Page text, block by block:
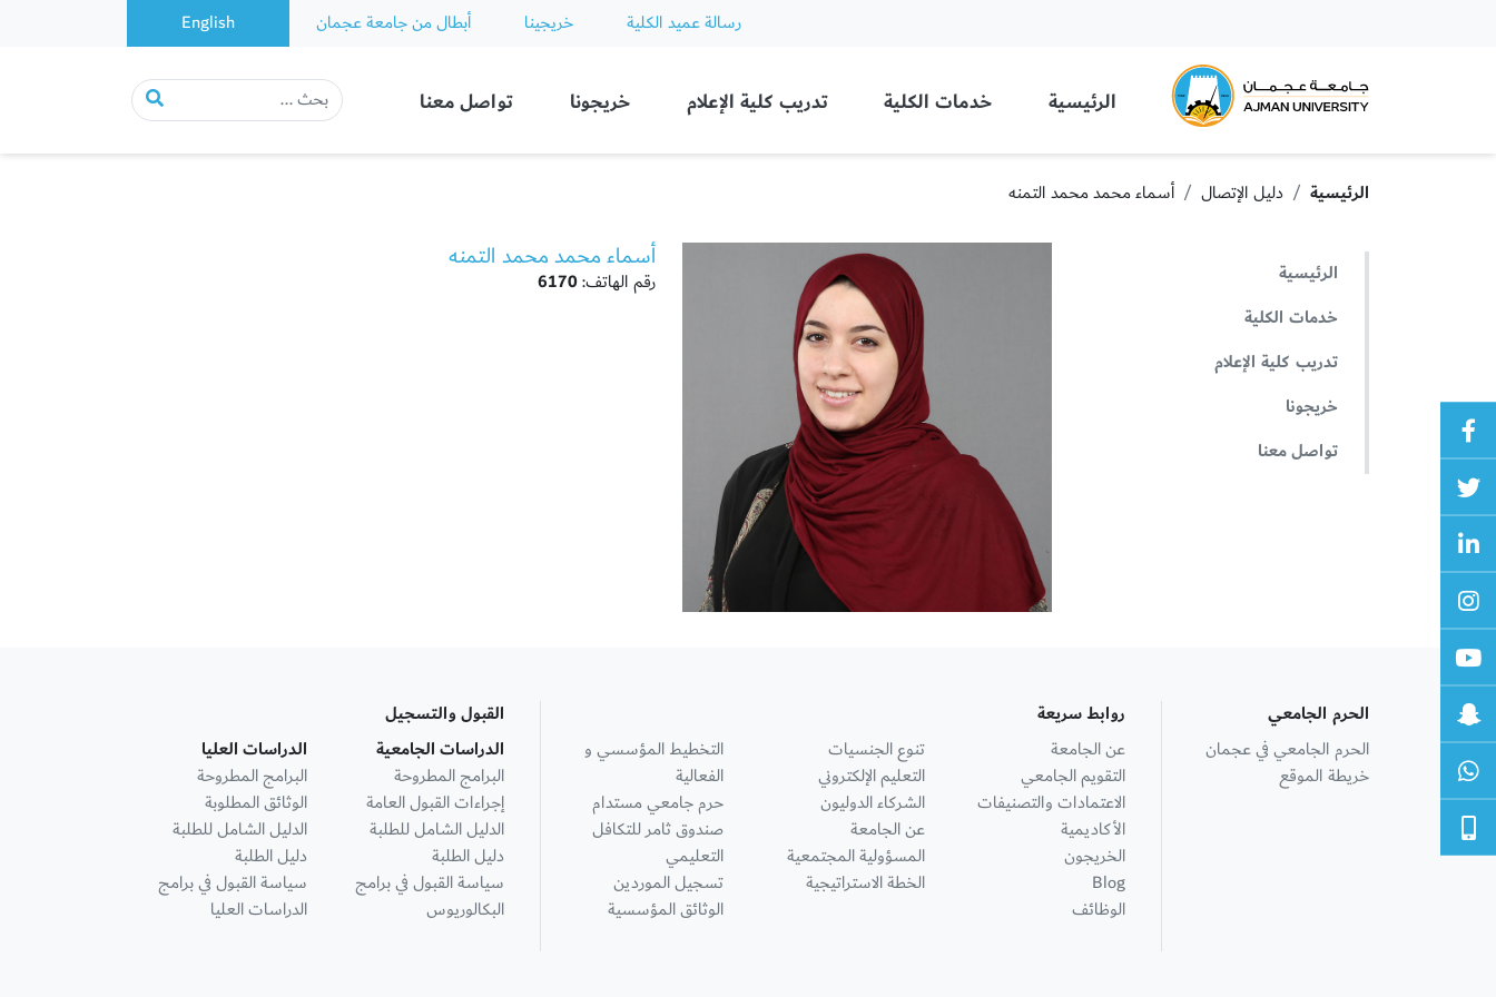
رسالة عميد الكلية خريجينا أبطال من جامعة عجمان English
Ajman University
الرئيسية خدمات الكلية تدريب كلية الإعلام خريجونا تواصل معنا
الرئيسية دليل الإتصال أسماء محمد محمد التمنه
الرئيسية
خدمات الكلية
تدريب كلية الإعلام
خريجونا
تواصل معنا
أسماء محمد محمد التمنه
رقم الهاتف:6170
الحرم الجامعي
الحرم الجامعي في عجمان
خريطة الموقع
روابط سريعة
عن الجامعة
التقويم الجامعي
الاعتمادات والتصنيفات
الأكاديمية
الخريجون
Blog
الوظائف
تنوع الجنسيات
التعليم الإلكتروني
الشركاء الدوليون
عن الجامعة
المسؤولية المجتمعية
الخطة الاستراتيجية
التخطيط المؤسسي و
الفعالية
حرم جامعي مستدام
صندوق ثامر للتكافل
التعليمي
تسجيل الموردين
الوثائق المؤسسية
القبول والتسجيل
الدراسات الجامعية
البرامج المطروحة
إجراءات القبول العامة
الدليل الشامل للطلبة
دليل الطلبة
سياسة القبول في برامج
البكالوريوس
الدراسات العليا
البرامج المطروحة
الوثائق المطلوبة
الدليل الشامل للطلبة
دليل الطلبة
سياسة القبول في برامج
الدراسات العليا